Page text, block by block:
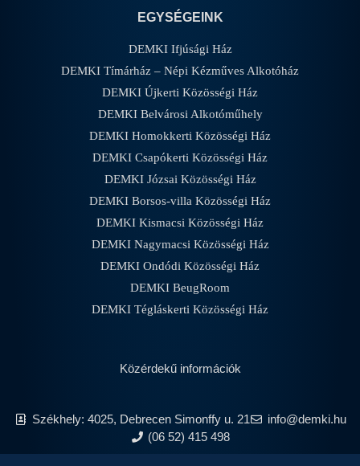
EGYSÉGEINK
DEMKI Ifjúsági Ház
DEMKI Tímárház – Népi Kézműves Alkotóház
DEMKI Újkerti Közösségi Ház
DEMKI Belvárosi Alkotóműhely
DEMKI Homokkerti Közösségi Ház
DEMKI Csapókerti Közösségi Ház
DEMKI Józsai Közösségi Ház
DEMKI Borsos-villa Közösségi Ház
DEMKI Kismacsi Közösségi Ház
DEMKI Nagymacsi Közösségi Ház
DEMKI Ondódi Közösségi Ház
DEMKI BeugRoom
DEMKI Tégláskerti Közösségi Ház
Közérdekű információk
Székhely: 4025, Debrecen Simonffy u. 21
info@demki.hu
(06 52) 415 498